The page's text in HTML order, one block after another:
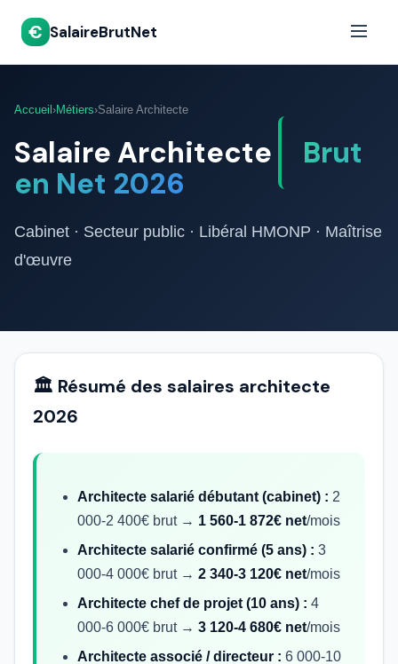
€ SalaireBrutNet
Accueil ›Métiers›Salaire Architecte
Salaire Architecte
Brut
en Net 2026
Cabinet · Secteur public · Libéral HMONP · Maîtrise
d'œuvre
🏛️ Résumé des salaires architecte
2026
Architecte salarié débutant (cabinet) : 2
000-2 400€ brut → 1 560-1 872€ net/mois
Architecte salarié confirmé (5 ans) : 3
000-4 000€ brut → 2 340-3 120€ net/mois
Architecte chef de projet (10 ans) : 4
000-6 000€ brut → 3 120-4 680€ net/mois
Architecte associé / directeur : 6 000-10